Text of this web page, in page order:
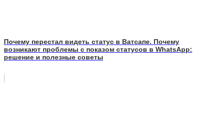
Почему перестал видеть статус в Ватсапе. Почему
возникают проблемы с показом статусов в WhatsApp:
решение и полезные советы